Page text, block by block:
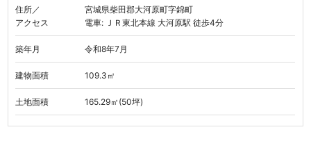
住所／
アクセス
宮城県柴田郡大河原町字錦町
電車: ＪＲ東北本線 大河原駅 徒歩4分
築年月 令和8年7月
建物面積 109.3㎡
土地面積 165.29㎡(50坪)